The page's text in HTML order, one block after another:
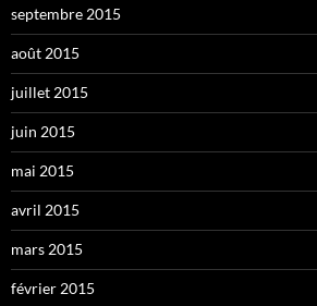
septembre 2015
août 2015
juillet 2015
juin 2015
mai 2015
avril 2015
mars 2015
février 2015